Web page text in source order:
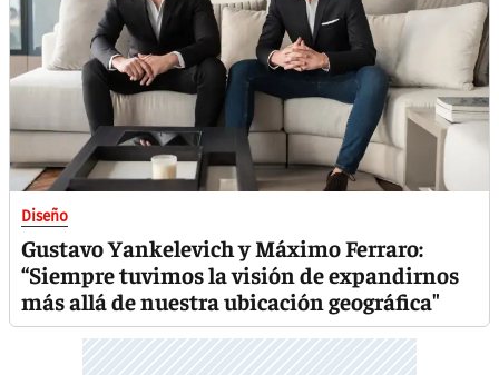
Diseño
Gustavo Yankelevich y Máximo Ferraro:
“Siempre tuvimos la visión de expandirnos
más allá de nuestra ubicación geográfica"